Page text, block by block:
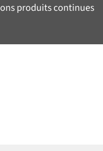
produits continues